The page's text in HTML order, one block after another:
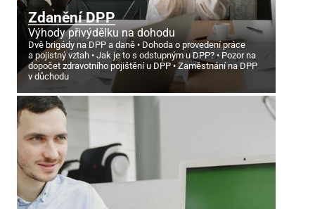
Zdanění DPP
Výhody přivýdělku na dohodu
Dvě brigády na DPP a daně
Dohoda o provedení práce
a pojistný vztah
Jak je to s odstupným u DPP?
Pozor na
dopočet zdravotního pojištění u DPP
Zaměstnání na DPP
v důchodu